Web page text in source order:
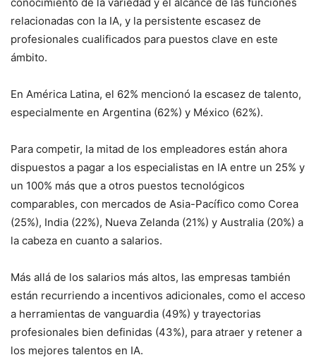
conocimiento de la variedad y el alcance de las funciones
relacionadas con la IA, y la persistente escasez de
profesionales cualificados para puestos clave en este
ámbito.
En América Latina, el 62% mencionó la escasez de talento,
especialmente en Argentina (62%) y México (62%).
Para competir, la mitad de los empleadores están ahora
dispuestos a pagar a los especialistas en IA entre un 25% y
un 100% más que a otros puestos tecnológicos
comparables, con mercados de Asia-Pacífico como Corea
(25%), India (22%), Nueva Zelanda (21%) y Australia (20%) a
la cabeza en cuanto a salarios.
Más allá de los salarios más altos, las empresas también
están recurriendo a incentivos adicionales, como el acceso
a herramientas de vanguardia (49%) y trayectorias
profesionales bien definidas (43%), para atraer y retener a
los mejores talentos en IA.